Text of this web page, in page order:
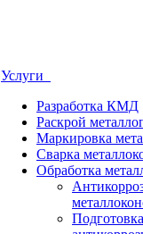
Услуги
Разработка КМД
Раскрой
Маркировка
Сварка
Обработка